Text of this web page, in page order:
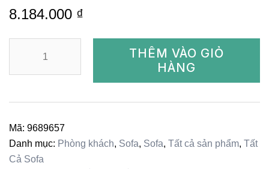
8.184.000 ₫
KIKI
số
lượng
THÊM VÀO GIỎ
HÀNG
Mã: 9689657
Danh mục: Phòng khách, Sofa, Sofa, Tất cả sản phẩm, Tất
Cả Sofa